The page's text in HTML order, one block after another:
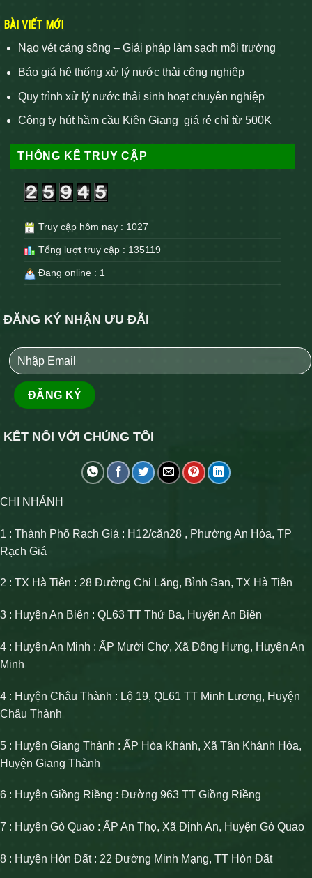
BÀI VIẾT MỚI
Nạo vét cảng sông – Giải pháp làm sạch môi trường
Báo giá hệ thống xử lý nước thải công nghiệp
Quy trình xử lý nước thải sinh hoạt chuyên nghiệp
Công ty hút hầm cầu Kiên Giang giá rẻ chỉ từ 500K
THỐNG KÊ TRUY CẬP
Truy cập hôm nay : 1027
Tổng lượt truy cập : 135119
Đang online : 1
ĐĂNG KÝ NHẬN ƯU ĐÃI
KẾT NỐI VỚI CHÚNG TÔI
CHI NHÁNH
1 : Thành Phố Rạch Giá : H12/căn28 , Phường An Hòa, TP
Rạch Giá
2 : TX Hà Tiên : 28 Đường Chi Lăng, Bình San, TX Hà Tiên
3 : Huyện An Biên : QL63 TT Thứ Ba, Huyện An Biên
4 : Huyện An Minh : ẤP Mười Chợ, Xã Đông Hưng, Huyện An
Minh
4 : Huyện Châu Thành : Lộ 19, QL61 TT Minh Lương, Huyện
Châu Thành
5 : Huyện Giang Thành : ẤP Hòa Khánh, Xã Tân Khánh Hòa,
Huyện Giang Thành
6 : Huyện Giồng Riềng : Đường 963 TT Giồng Riềng
7 : Huyện Gò Quao : ẤP An Thọ, Xã Định An, Huyện Gò Quao
8 : Huyện Hòn Đất : 22 Đường Minh Mạng, TT Hòn Đất